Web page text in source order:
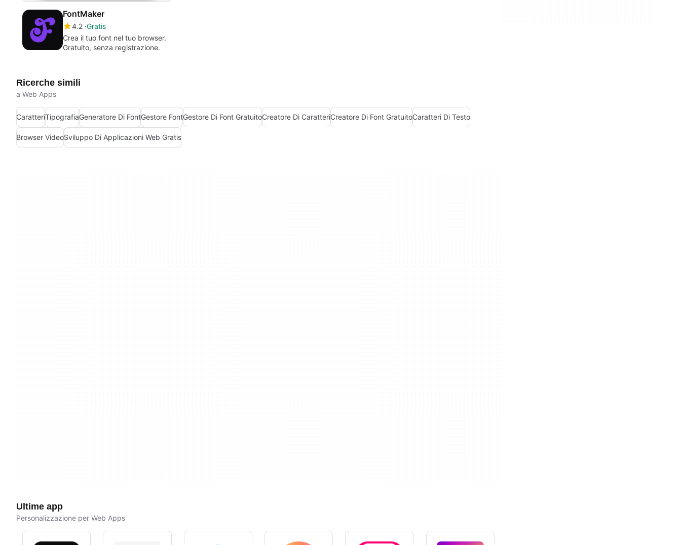
FontMaker
4.2 Gratis
Crea il tuo font nel tuo browser.
Gratuito, senza registrazione.
Ricerche simili
a Web Apps
CaratteriTipografiaGeneratore Di FontGestore FontGestore Di Font GratuitoCreatore Di CaratteriCreatore Di Font GratuitoCaratteri Di Testo
Browser VideoSviluppo Di Applicazioni Web Gratis
Ultime app
Personalizzazione per Web Apps